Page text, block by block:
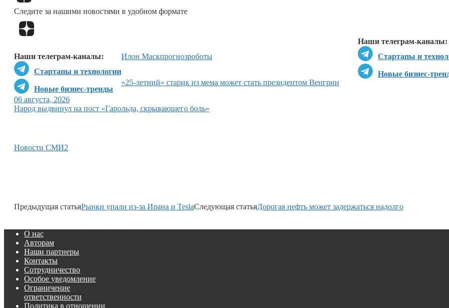
Следите за нашими новостями в удобном формате
Наши телеграм-каналы:
Стартапы и
Новые бизнес-
Наши телеграм-каналы:
Стартапы и технологии
Новые бизнес-тренды
Илон Маскпрогнозроботы
«25-летний» старик из мема может стать президентом Венгрии
06 августа, 2026
Народ выдвинул на пост «Гарольда, скрывающего боль»
Новости СМИ2
Предыдущая статьяРынки упали из-за Ирана и TeslaСледующая статьяДорогая нефть может задержаться надолго
О нас
Авторам
Наши партнеры
Контакты
Сотрудничество
Особое уведомление
Ограничение
ответственности
Политика в отношении